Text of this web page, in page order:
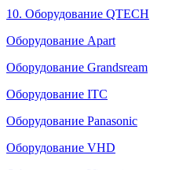
10. Оборудование QTECH
Оборудование Apart
Оборудование Grandsream
Оборудование ITC
Оборудование Panasonic
Оборудование VHD